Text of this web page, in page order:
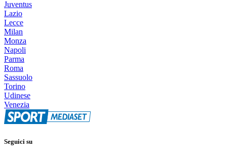
Juventus
Lazio
Lecce
Milan
Monza
Napoli
Parma
Roma
Sassuolo
Torino
Udinese
Venezia
Seguici su